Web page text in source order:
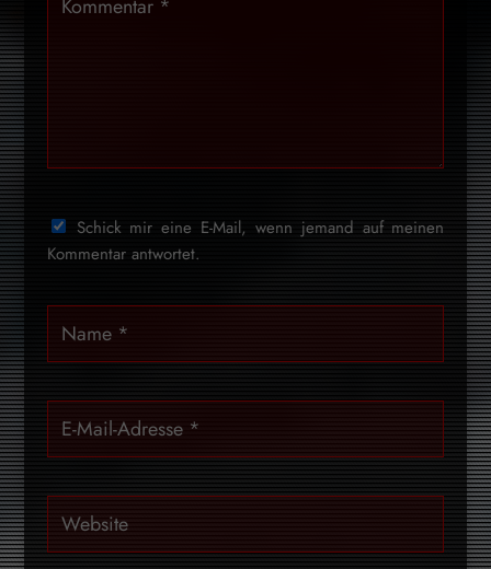
Schick mir eine E-Mail, wenn jemand auf meinen
Kommentar antwortet.